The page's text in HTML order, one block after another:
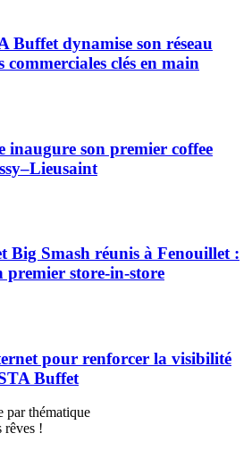
dynamise son réseau
commerciales clés en main
inaugure son premier coffee
Big Smash réunis à Fenouillet :
premier store-in-store
pour renforcer la visibilité
Buffet
par thématique
rêves !